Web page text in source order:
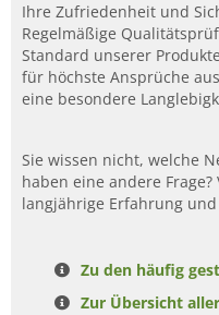
Ihre Zufriedenheit und
Regelmäßige
Standard unserer
für höchste Ansprüche
eine besondere
Sie wissen nicht, welche
haben eine andere
langjährige Erfahrung und
Zu den häufig
Zur Übersicht